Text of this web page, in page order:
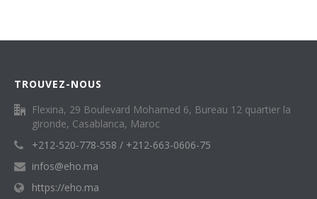
TROUVEZ-NOUS
Flexina, 29 Boulevard Mohamed 6, Bureau 12 quartier la
gironde, Casablanca, Maroc
+212-520-778-558 / +212-663-0606-75
infos@eho.ma
https://eho.ma